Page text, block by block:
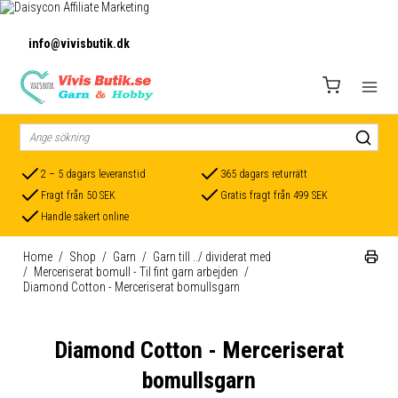
info@vivisbutik.dk
2 – 5 dagars leveranstid
365 dagars returrätt
Fragt från 50 SEK
Gratis fragt från 499 SEK
Handle säkert online
Home / Shop / Garn / Garn till ../ dividerat med
/ Merceriserat bomull - Til fint garn arbejden /
Diamond Cotton - Merceriserat bomullsgarn
Diamond Cotton - Merceriserat
bomullsgarn